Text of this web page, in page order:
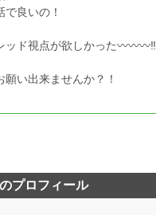
pt (88,032 位)
で良いの！
ッド視点が欲しかった〰️〰️〰️‼️
願い出来ませんか？！
プロフィール